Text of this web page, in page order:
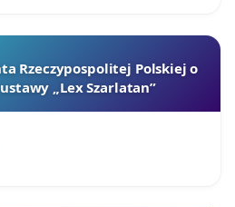
Rzeczypospolitej Polskiej o
„Lex Szarlatan”